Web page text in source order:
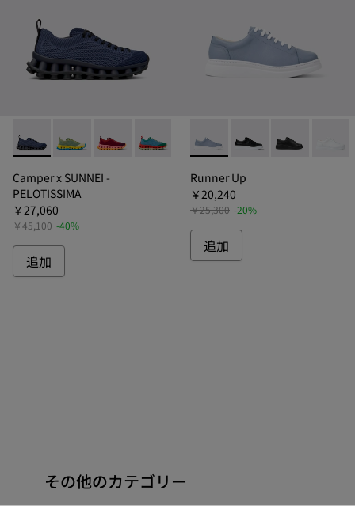
Camper x SUNNEI - PELOTISSIMA - K201776-005 - ペロ
Camper x SUNNEI - PELOTISSIMA - K201776-012
Camper x SUNNEI - PELOTISSIMA -
Camper x SUNNEI - PELOTISSIMA -
Camper x SUNNEI -
Camper x SUNNEI -
Camper xCamper x
Camper x SUNNEI -
PELOTISSIMA
￥27,060
￥45,100 -40%
追加
Runner Up - K200508-103
Runner Up -Runner Up -
Runner Up
￥20,240
￥25,300 -20%
追加
その他のカテゴリー